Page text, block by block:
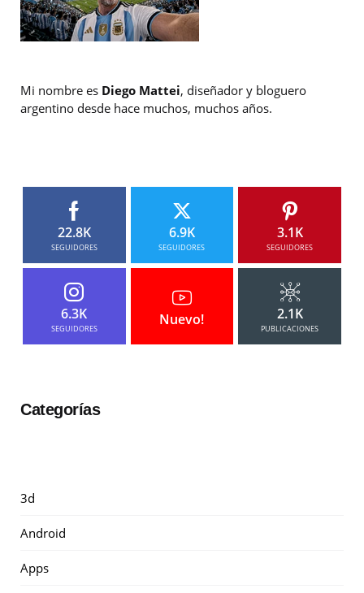
Mi nombre es Diego Mattei, diseñador y bloguero
argentino desde hace muchos, muchos años.
22.8K
SEGUIDORES
6.9K
SEGUIDORES
3.1K
SEGUIDORES
6.3K
SEGUIDORES
Nuevo! 2.1K
PUBLICACIONES
Categorías
3d
Android
Apps